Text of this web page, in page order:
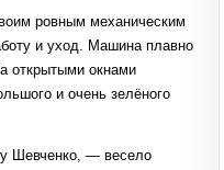
ровным механическим
и уход. Машина плавно
открытыми окнами
и очень зелёного
Шевченко, — весело